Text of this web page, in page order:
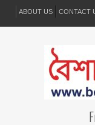
ABOUT US CONTACT